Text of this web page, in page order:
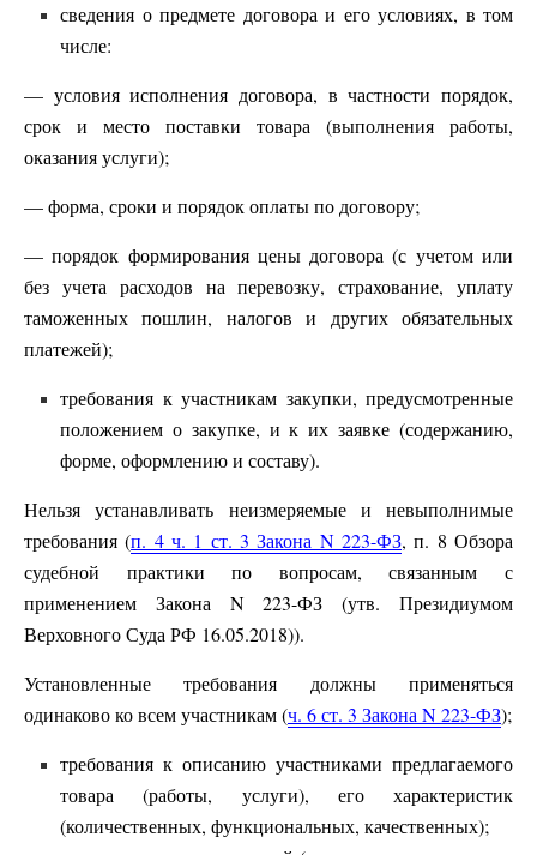
сведения о предмете договора и его условиях, в том
числе:
— условия исполнения договора, в частности порядок,
срок и место поставки товара (выполнения работы,
оказания услуги);
— форма, сроки и порядок оплаты по договору;
— порядок формирования цены договора (с учетом или
без учета расходов на перевозку, страхование, уплату
таможенных пошлин, налогов и других обязательных
платежей);
требования к участникам закупки, предусмотренные
положением о закупке, и к их заявке (содержанию,
форме, оформлению и составу).
Нельзя устанавливать неизмеряемые и невыполнимые
требования (п. 4 ч. 1 ст. 3 Закона N 223-ФЗ, п. 8 Обзора
судебной практики по вопросам, связанным с
применением Закона N 223-ФЗ (утв. Президиумом
Верховного Суда РФ 16.05.2018)).
Установленные требования должны применяться
одинаково ко всем участникам (ч. 6 ст. 3 Закона N 223-ФЗ);
требования к описанию участниками предлагаемого
товара (работы, услуги), его характеристик
(количественных, функциональных, качественных);